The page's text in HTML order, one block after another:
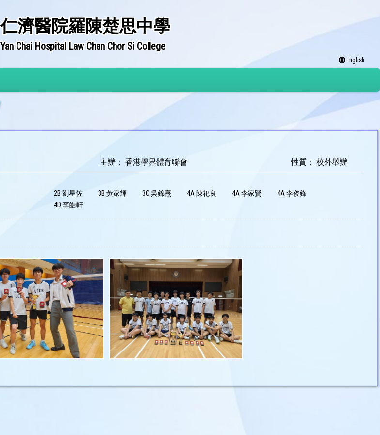
仁濟醫院羅陳楚思中學
Yan Chai Hospital Law Chan Chor Si College
English
主辦： 香港學界體育聯會 性質： 校外舉辦
2B 劉星佐 3B 黃家輝 3C 吳錦熹 4A 陳祀良 4A 李家賢
4A 李俊鋒
4D 李皓軒